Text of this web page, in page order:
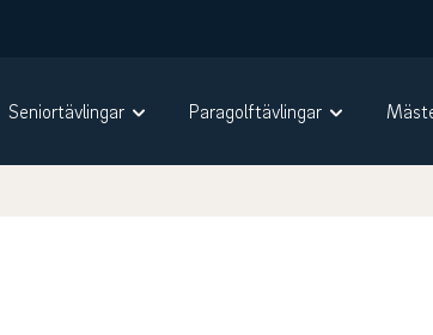
Seniortävlingar Paragolftävlingar